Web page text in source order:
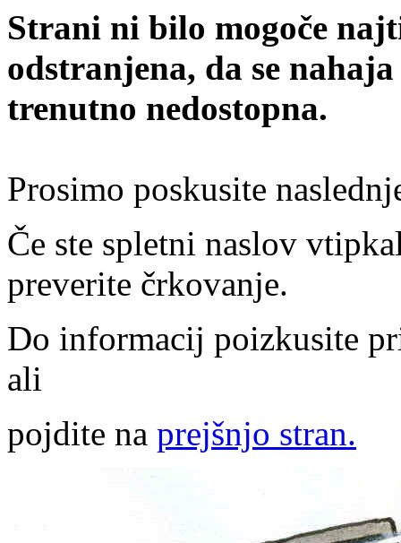
Strani ni bilo mogoče
odstranjena, da se
trenutno nedostopna.
Prosimo poskusite
Če ste spletni naslov
preverite črkovanje.
Do informacij poizkusite
ali
pojdite na prejšnjo stran.